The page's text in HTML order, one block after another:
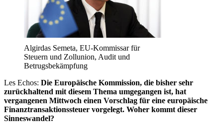
Algirdas Semeta, EU-Kommissar für
Steuern und Zollunion, Audit und
Betrugsbekämpfung
Les Echos: Die Europäische Kommission, die bisher sehr
zurückhaltend mit diesem Thema umgegangen ist, hat
vergangenen Mittwoch einen Vorschlag für eine europäische
Finanztransaktionssteuer vorgelegt. Woher kommt dieser
Sinneswandel?